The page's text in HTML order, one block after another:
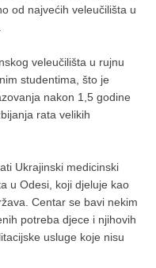
od najvećih veleučilišta u
veleučilišta u rujnu
studentima, što je
nakon 1,5 godine
rata velikih
Ukrajinski medicinski
u Odesi, koji djeluje kao
Centar se bavi nekim
potreba djece i njihovih
usluge koje nisu